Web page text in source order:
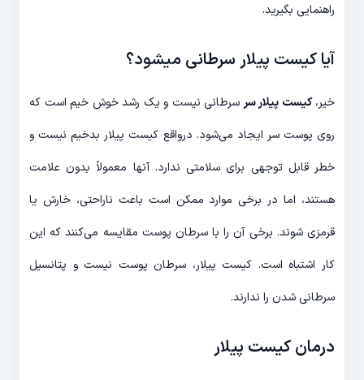
راهنمایی بگیرید.
آیا کیست پیلار سرطانی میشود؟
خیر،کیست پیلار سر سرطانی نیست و یک رشد خوش خیم است که
روی پوست سر ایجاد می‌شود. درواقع کیست پیلار بدخیم نیست و
خطر قابل توجهی برای سلامتی ندارد. آنها معمولاً بدون علامت
هستند، اما در برخی موارد ممکن است باعث ناراحتی، خارش یا
قرمزی شوند. برخی آن را با سرطان پوست مقایسه می‌کنند که این
کار اشتباه است. کیست پیلار، سرطان پوست نیست و پتانسیل
سرطانی شدن را ندارند.
درمان کیست پیلار